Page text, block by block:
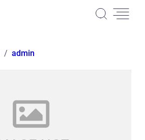
admin